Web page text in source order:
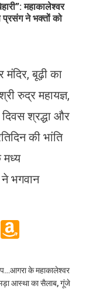
महाकालेश्वर
प्रसंग ने भक्तों को
बूढ़ी का
रुद्र महायज्ञ,
श्रद्धा और
की भांति
मध्य
भगवान
Telegram
List
के महाकालेश्वर
आस्था का सैलाब, गूंजे